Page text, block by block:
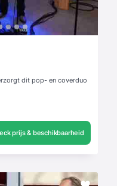
dit pop- en coverduo
prijs & beschikbaarheid